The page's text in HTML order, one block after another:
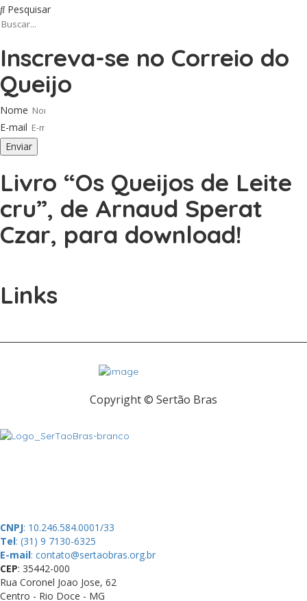
Pesquisar
Inscreva-se no Correio do
Queijo
Nome
E-mail
Enviar
Livro “Os Queijos de Leite
cru”, de Arnaud Sperat
Czar, para download!
Links
Copyright © Sertão Bras
CNPJ: 10.246.584.0001/33
Tel: (31) 9 7130-6325
E-mail: contato@sertaobras.org.br
CEP: 35442-000
Rua Coronel Joao Jose, 62
Centro - Rio Doce - MG